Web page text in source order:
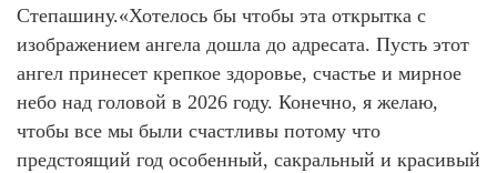
Степашину.«Хотелось бы чтобы эта открытка с
изображением ангела дошла до адресата. Пусть этот
ангел принесет крепкое здоровье, счастье и мирное
небо над головой в 2026 году. Конечно, я желаю,
чтобы все мы были счастливы потому что
предстоящий год особенный, сакральный и красивый